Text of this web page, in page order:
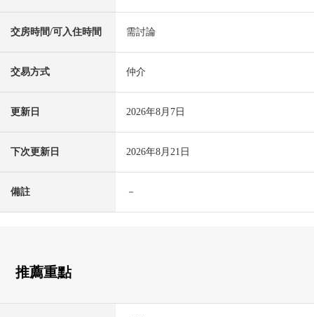
交房時間/可入住時間 需討論
交易方式 仲介
更新日 2026年8月7日
下次更新日 2026年8月21日
備註 －
推薦重點